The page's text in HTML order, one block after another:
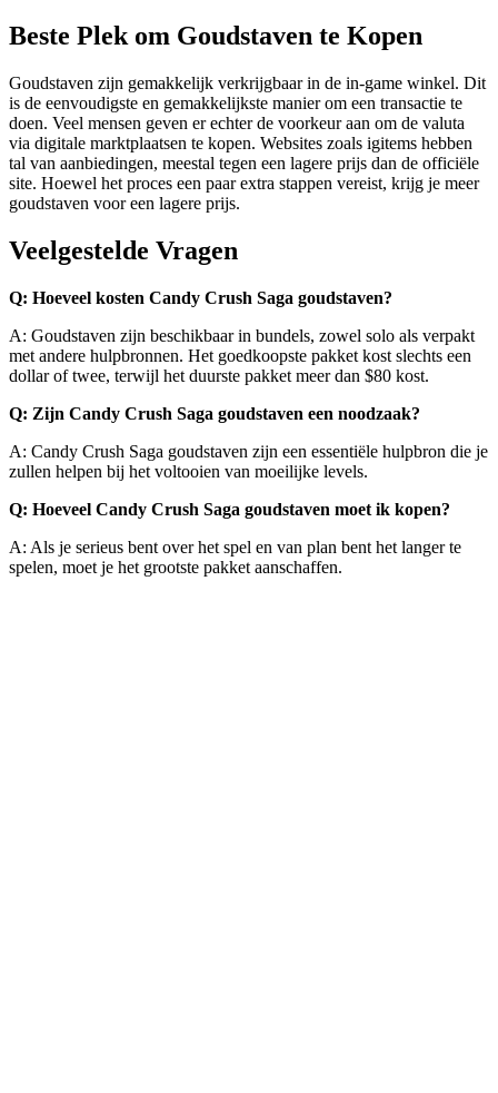
Beste Plek om Goudstaven te Kopen
Goudstaven zijn gemakkelijk verkrijgbaar in de in-game winkel. Dit
is de eenvoudigste en gemakkelijkste manier om een transactie te
doen. Veel mensen geven er echter de voorkeur aan om de valuta
via digitale marktplaatsen te kopen. Websites zoals igitems hebben
tal van aanbiedingen, meestal tegen een lagere prijs dan de officiële
site. Hoewel het proces een paar extra stappen vereist, krijg je meer
goudstaven voor een lagere prijs.
Veelgestelde Vragen
Q: Hoeveel kosten Candy Crush Saga goudstaven?
A: Goudstaven zijn beschikbaar in bundels, zowel solo als verpakt
met andere hulpbronnen. Het goedkoopste pakket kost slechts een
dollar of twee, terwijl het duurste pakket meer dan $80 kost.
Q: Zijn Candy Crush Saga goudstaven een noodzaak?
A: Candy Crush Saga goudstaven zijn een essentiële hulpbron die je
zullen helpen bij het voltooien van moeilijke levels.
Q: Hoeveel Candy Crush Saga goudstaven moet ik kopen?
A: Als je serieus bent over het spel en van plan bent het langer te
spelen, moet je het grootste pakket aanschaffen.